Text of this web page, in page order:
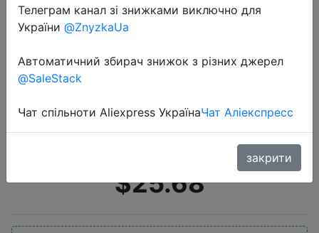
2020-08-19
AMOLED экраном, пульсометром,
фитнес-тренером, Bluetooth 5,0,
спортивные водонепроницаемые,
с бесплатным подарочным ре…
$25.68
Телеграм канал зі знижками виключно для
України @ZnyzkaUa
Автоматичний збирач знижок з різних джерел
@SaleStack
Чат спільноти Aliexpress УкраїнаЧат Аліекспресс
закрити